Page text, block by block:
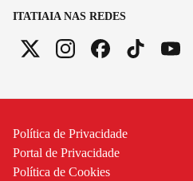
ITATIAIA NAS REDES
Política de Privacidade
Portal de Privacidade
Política de Cookies